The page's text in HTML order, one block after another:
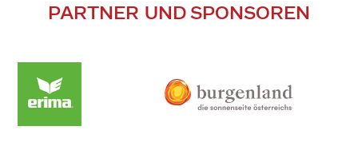
PARTNER UND SPONSOREN